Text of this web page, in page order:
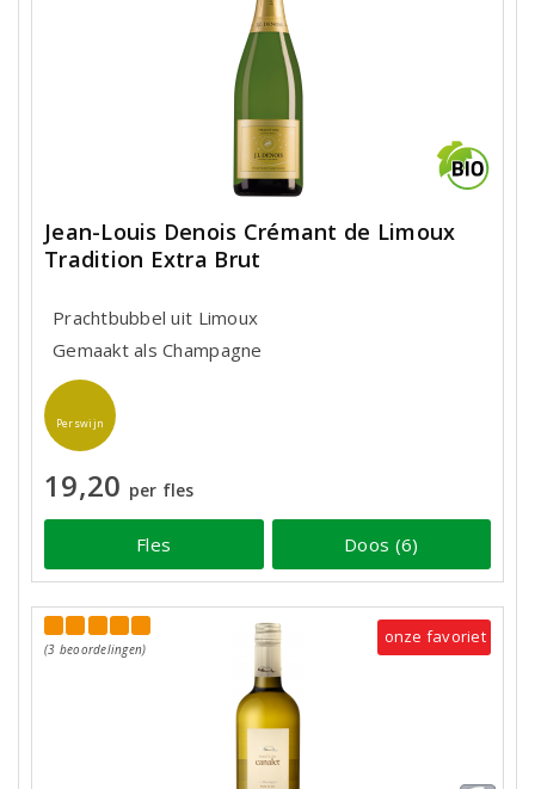
Jean-Louis Denois Crémant de Limoux
Tradition Extra Brut
Prachtbubbel uit Limoux
Gemaakt als Champagne
Perswijn
19,20 per fles
Fles Doos (6)
(3 beoordelingen)
onze favoriet